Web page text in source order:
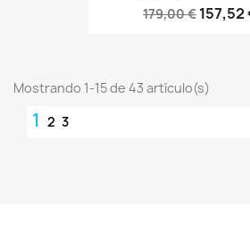
179,00 € 157,52
Mostrando 1-15 de 43 artículo(s)
1 2 3